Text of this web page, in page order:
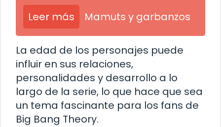
Leer más Mamuts y garbanzos
La edad de los personajes puede
influir en sus relaciones,
personalidades y desarrollo a lo
largo de la serie, lo que hace que sea
un tema fascinante para los fans de
Big Bang Theory.